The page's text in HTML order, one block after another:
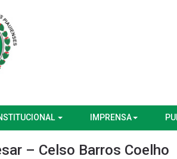
IMPRENSA
– Celso Barros Coelho